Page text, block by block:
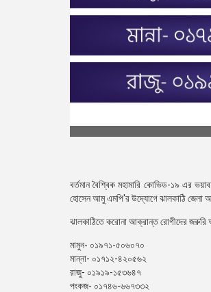
বর্তমান বৈশ্বিক মহামারি কোভিড-১৯ এর
হোসেন আমু এমপি'র উদ্যোগে ঝালকাঠি জেলা
ঝালকাঠিতে করোনা আক্রান্ত রোগীদের জরুরি
মামুন- ০১৯৭১-৫০৬০৭০
মান্না- ০১৭১২-৪২০৫৬২
রাজু- ০১৯১৯-১৫৩৬৪৭
পংকজ- ০১৭৪৬-৬৬৭৩৩২